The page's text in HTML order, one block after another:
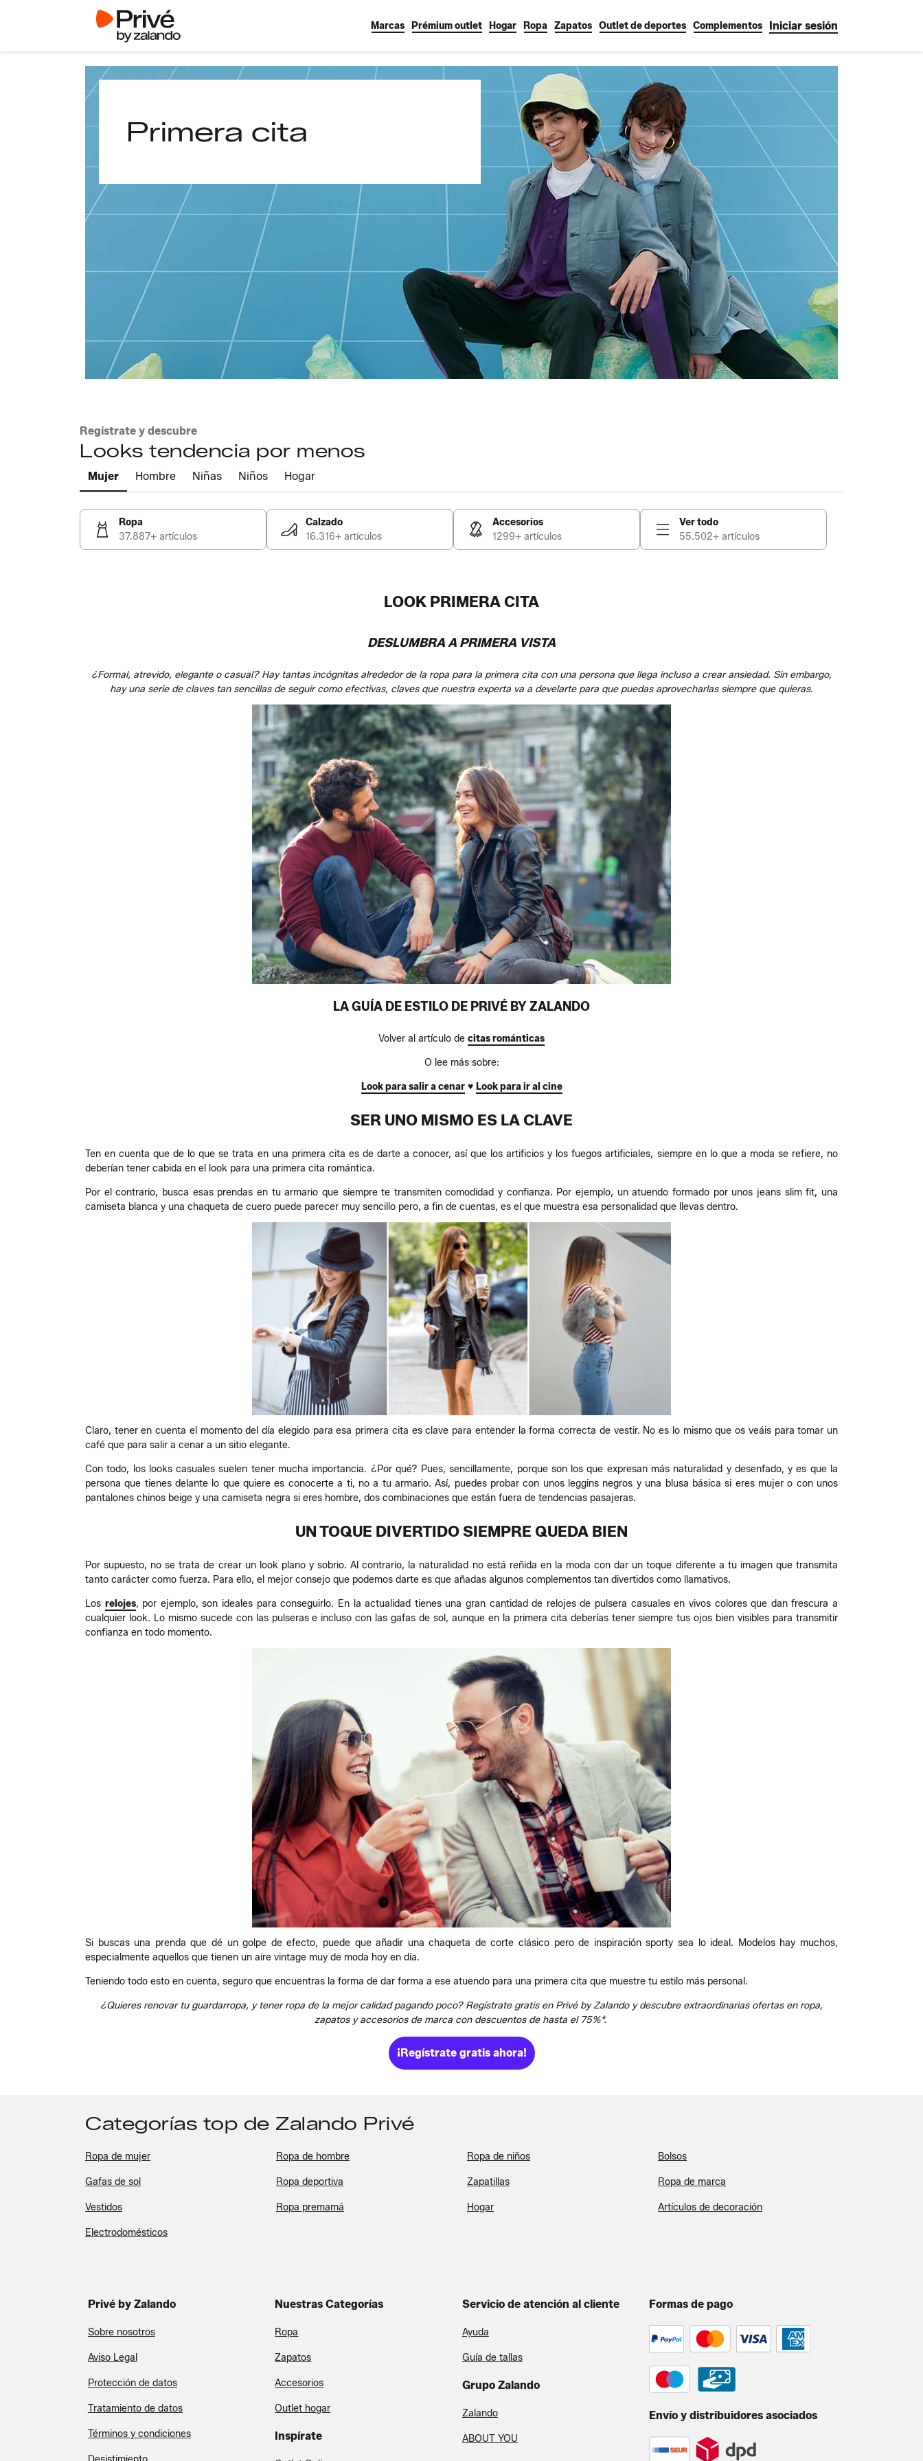
Marcas Prémium outlet Hogar Ropa Zapatos Outlet de deportes Complementos Iniciar sesión
Primera cita
Regístrate y descubre
Looks tendencia por menos
Mujer Hombre Niñas Niños Hogar
Ropa
37.887+ artículos
Calzado
16.316+ artículos
Accesorios
1299+ artículos
Ver todo
55.502+ artículos
LOOK PRIMERA CITA
DESLUMBRA A PRIMERA VISTA
¿Formal, atrevido, elegante o casual? Hay tantas incógnitas alrededor de la ropa para la primera cita con una persona que llega incluso a crear ansiedad. Sin embargo,
hay una serie de claves tan sencillas de seguir como efectivas, claves que nuestra experta va a develarte para que puedas aprovecharlas siempre que quieras.
LA GUÍA DE ESTILO DE PRIVÉ BY ZALANDO
Volver al artículo de citas románticas
O lee más sobre:
Look para salir a cenar♥ Look para ir al cine
SER UNO MISMO ES LA CLAVE
Ten en cuenta que de lo que se trata en una primera cita es de darte a conocer, así que los artificios y los fuegos artificiales, siempre en lo que a moda se refiere, no
deberían tener cabida en el look para una primera cita romántica.
Por el contrario, busca esas prendas en tu armario que siempre te transmiten comodidad y confianza. Por ejemplo, un atuendo formado por unos jeans slim fit, una
camiseta blanca y una chaqueta de cuero puede parecer muy sencillo pero, a fin de cuentas, es el que muestra esa personalidad que llevas dentro.
Claro, tener en cuenta el momento del día elegido para esa primera cita es clave para entender la forma correcta de vestir. No es lo mismo que os veáis para tomar un
café que para salir a cenar a un sitio elegante.
Con todo, los looks casuales suelen tener mucha importancia. ¿Por qué? Pues, sencillamente, porque son los que expresan más naturalidad y desenfado, y es que la
persona que tienes delante lo que quiere es conocerte a ti, no a tu armario. Así, puedes probar con unos leggins negros y una blusa básica si eres mujer o con unos
pantalones chinos beige y una camiseta negra si eres hombre, dos combinaciones que están fuera de tendencias pasajeras.
UN TOQUE DIVERTIDO SIEMPRE QUEDA BIEN
Por supuesto, no se trata de crear un look plano y sobrio. Al contrario, la naturalidad no está reñida en la moda con dar un toque diferente a tu imagen que transmita
tanto carácter como fuerza. Para ello, el mejor consejo que podemos darte es que añadas algunos complementos tan divertidos como llamativos.
Los relojes, por ejemplo, son ideales para conseguirlo. En la actualidad tienes una gran cantidad de relojes de pulsera casuales en vivos colores que dan frescura a
cualquier look. Lo mismo sucede con las pulseras e incluso con las gafas de sol, aunque en la primera cita deberías tener siempre tus ojos bien visibles para transmitir
confianza en todo momento.
Si buscas una prenda que dé un golpe de efecto, puede que añadir una chaqueta de corte clásico pero de inspiración sporty sea lo ideal. Modelos hay muchos,
especialmente aquellos que tienen un aire vintage muy de moda hoy en día.
Teniendo todo esto en cuenta, seguro que encuentras la forma de dar forma a ese atuendo para una primera cita que muestre tu estilo más personal.
¿Quieres renovar tu guardarropa, y tener ropa de la mejor calidad pagando poco? Regístrate gratis en Privé by Zalando y descubre extraordinarias ofertas en ropa,
zapatos y accesorios de marca con descuentos de hasta el 75%*.
¡Regístrate gratis ahora!
Categorías top de Zalando Privé
Ropa de mujer Ropa de hombre Ropa de niños Bolsos
Gafas de sol Ropa deportiva Zapatillas Ropa de marca
Vestidos Ropa premamá Hogar Artículos de decoración
Electrodomésticos
Privé by Zalando
Sobre nosotros
Aviso Legal
Protección de datos
Tratamiento de datos
Términos y condiciones
Nuestras Categorías
Ropa
Zapatos
Accesorios
Outlet hogar
Inspírate
Servicio de atención al cliente
Ayuda
Guía de tallas
Grupo Zalando
Zalando
ABOUT YOU
Formas de pago
Envío y distribuidores asociados